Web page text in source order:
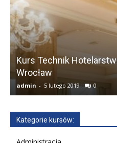
Kurs Technik
Wrocław
admin - 5 lutego 2019 0
Kategorie kursów: